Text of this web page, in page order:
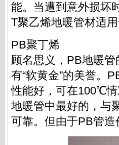
能。当遭到意外损坏
T聚乙烯地暖管材适
PB聚丁烯
顾名思义，PB地暖
有“软黄金”的美誉。
性能好，可在100℃
地暖管中最好的，与
可靠。但由于PB管